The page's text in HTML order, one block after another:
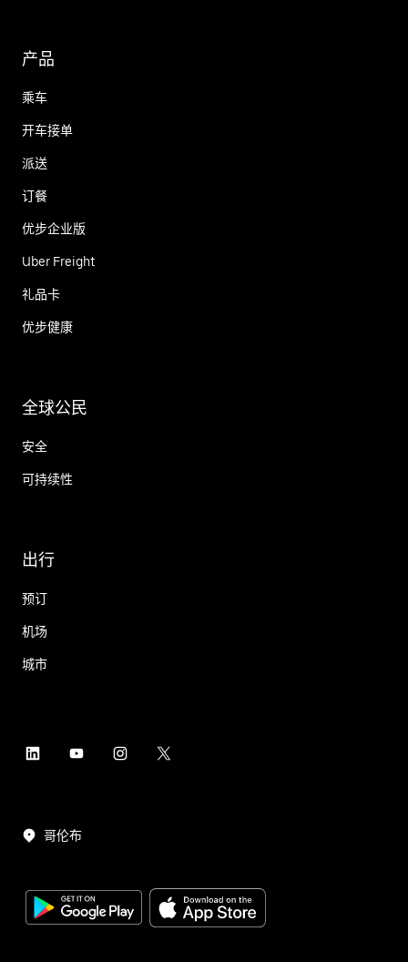
产品
乘车
开车接单
派送
订餐
优步企业版
Uber Freight
礼品卡
优步健康
全球公民
安全
可持续性
出行
预订
机场
城市
哥伦布